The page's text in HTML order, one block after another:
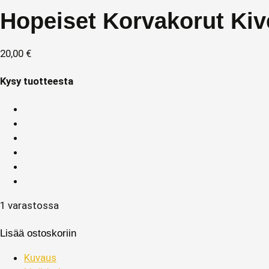
Hopeiset Korvakorut
20,00 €
Kysy tuotteesta
1 varastossa
Lisää ostoskoriin
Kuvaus